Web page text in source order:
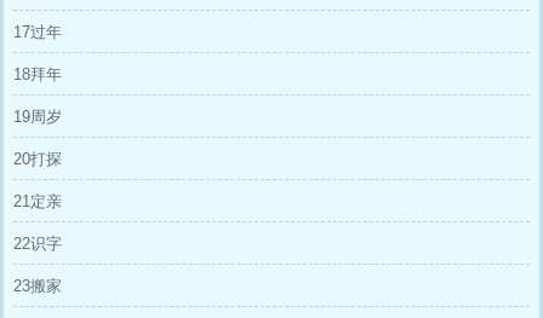
17过年
18拜年
19周岁
20打探
21定亲
22识字
23搬家